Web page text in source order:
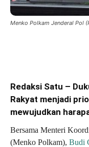
Menko Polkam Jenderal Pol
Redaksi Satu –
Rakyat menjadi
mewujudkan
Bersama Menteri
(Menko Polkam), Budi